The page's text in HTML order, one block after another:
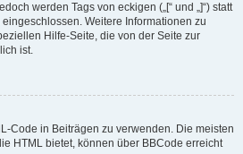
werden Tags von eckigen („[“ und „]“) statt
eingeschlossen. Weitere Informationen zu
Hilfe-Seite, die von der Seite zur
ist.
Code in Beiträgen zu verwenden. Die meisten
HTML bietet, können über BBCode erreicht